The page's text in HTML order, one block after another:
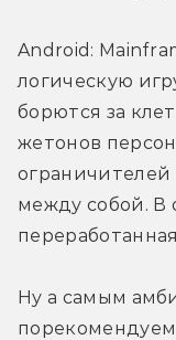
Android:
логическую
борются за
жетонов
ограничителей
между собой. В
Ну а самым